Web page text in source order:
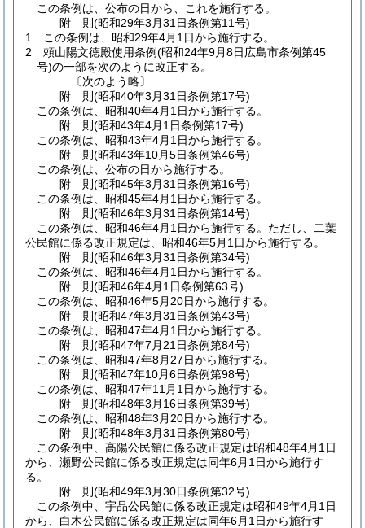
この条例は、公布の日から、これを施行する。
附 則(昭和29年3月31日条例第11号)
1
この条例は、昭和29年4月1日から施行する。
2
頼山陽文徳殿使用条例(昭和24年9月8日広島市条例第45
号)の一部を次のように改正する。
〔次のよう略〕
附 則(昭和40年3月31日条例第17号)
この条例は、昭和40年4月1日から施行する。
附 則(昭和43年4月1日条例第17号)
この条例は、昭和43年4月1日から施行する。
附 則(昭和43年10月5日条例第46号)
この条例は、公布の日から施行する。
附 則(昭和45年3月31日条例第16号)
この条例は、昭和45年4月1日から施行する。
附 則(昭和46年3月31日条例第14号)
この条例は、昭和46年4月1日から施行する。 ただし、二葉
公民館に係る改正規定は、昭和46年5月1日から施行する。
附 則(昭和46年3月31日条例第34号)
この条例は、昭和46年4月1日から施行する。
附 則(昭和46年4月1日条例第63号)
この条例は、昭和46年5月20日から施行する。
附 則(昭和47年3月31日条例第43号)
この条例は、昭和47年4月1日から施行する。
附 則(昭和47年7月21日条例第84号)
この条例は、昭和47年8月27日から施行する。
附 則(昭和47年10月6日条例第98号)
この条例は、昭和47年11月1日から施行する。
附 則(昭和48年3月16日条例第39号)
この条例は、昭和48年3月20日から施行する。
附 則(昭和48年3月31日条例第80号)
この条例中、高陽公民館に係る改正規定は昭和48年4月1日
から、瀬野公民館に係る改正規定は同年6月1日から施行す
る。
附 則(昭和49年3月30日条例第32号)
この条例中、宇品公民館に係る改正規定は昭和49年4月1日
から、白木公民館に係る改正規定は同年6月1日から施行す